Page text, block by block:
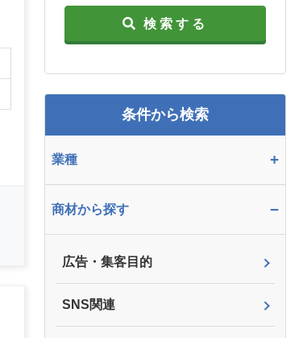
検索する
条件から検索
業種 +
商材から探す −
広告・集客目的
SNS関連